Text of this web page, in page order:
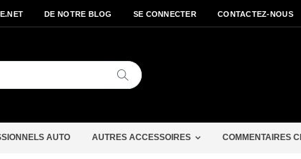
DE NOTRE BLOG SE CONNECTER CONTACTEZ-NOUS
Chercher
AUTO AUTRES ACCESSOIRES COMMENTAIRES